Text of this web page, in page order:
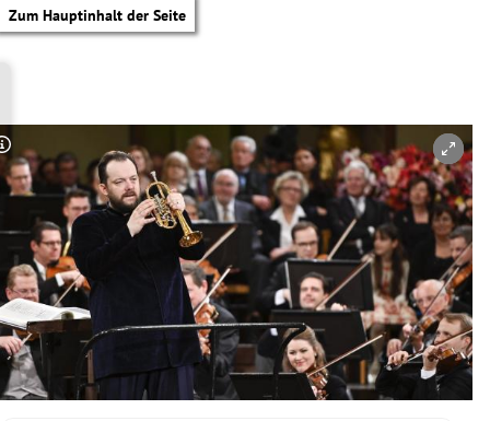
Zum Hauptinhalt der Seite
Copyright-Hinweis öffnen/schließen